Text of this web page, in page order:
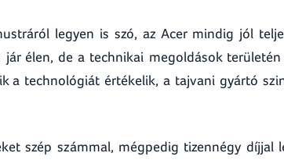
legyen is szó, az Acer mindig jól
élen, de a technikai megoldások területén
a technológiát értékelik, a tajvani gyártó
szép számmal, mégpedig tizennégy díjjal